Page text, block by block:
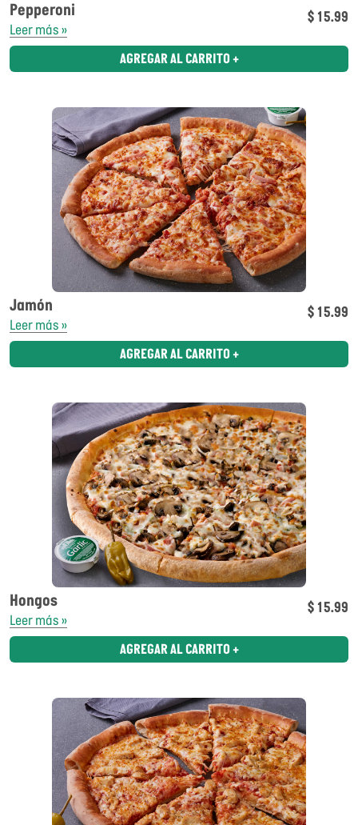
Pepperoni
Leer más »
$ 15.99
AGREGAR AL CARRITO +
Jamón
Leer más »
$ 15.99
AGREGAR AL CARRITO +
Hongos
Leer más »
$ 15.99
AGREGAR AL CARRITO +